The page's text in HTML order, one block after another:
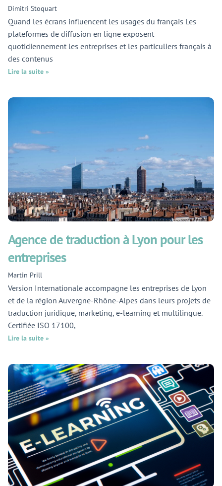
Dimitri Stoquart
Quand les écrans influencent les usages du français Les
plateformes de diffusion en ligne exposent
quotidiennement les entreprises et les particuliers français à
des contenus
Lire la suite »
Agence de traduction à Lyon pour les
entreprises
Martin Prill
Version Internationale accompagne les entreprises de Lyon
et de la région Auvergne-Rhône-Alpes dans leurs projets de
traduction juridique, marketing, e-learning et multilingue.
Certifiée ISO 17100,
Lire la suite »